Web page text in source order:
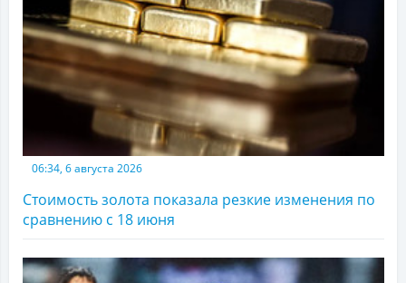
06:34, 6 августа 2026
Стоимость золота показала резкие изменения по
сравнению с 18 июня